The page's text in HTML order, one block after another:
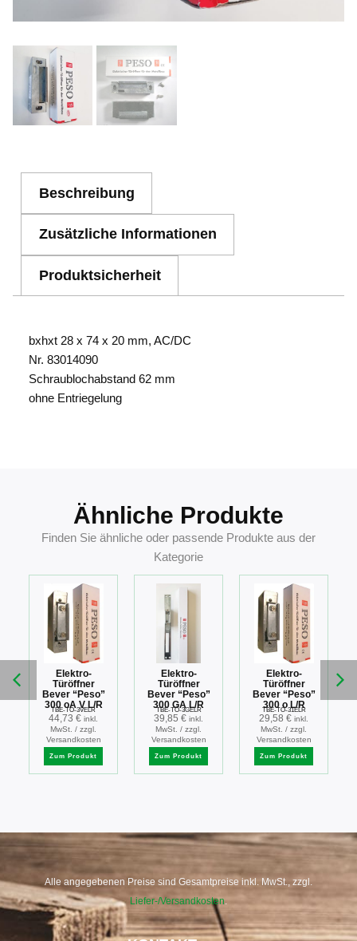
Beschreibung
Zusätzliche Informationen
Produktsicherheit
bxhxt 28 x 74 x 20 mm, AC/DC
Nr. 83014090
Schraublochabstand 62 mm
ohne Entriegelung
Ähnliche Produkte
Finden Sie ähnliche oder passende Produkte aus der
Kategorie
Elektro-
Türöffner
Bever “Peso”
300 oA V L/R
TBE-TÖ-3VELR
44,73 € inkl.
MwSt. / zzgl.
Versandkosten
Zum Produkt
Elektro-
Türöffner
Bever “Peso”
300 GA L/R
TBE-TÖ-3GELR
39,85 € inkl.
MwSt. / zzgl.
Versandkosten
Zum Produkt
Elektro-
Türöffner
Bever “Peso”
300 o L/R
TBE-TÖ-31ELR
29,58 € inkl.
MwSt. / zzgl.
Versandkosten
Zum Produkt
Alle angegebenen Preise sind Gesamtpreise inkl. MwSt., zzgl.
Liefer-/Versandkosten.